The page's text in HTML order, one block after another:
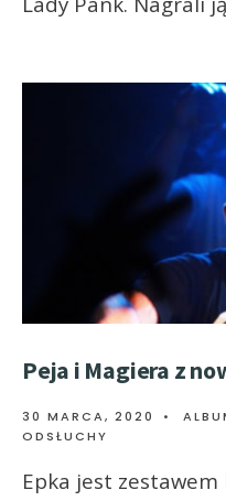
Peja i Magiera z
30 MARCA, 2020 •
ODSŁUCHY
Epka jest zestawem